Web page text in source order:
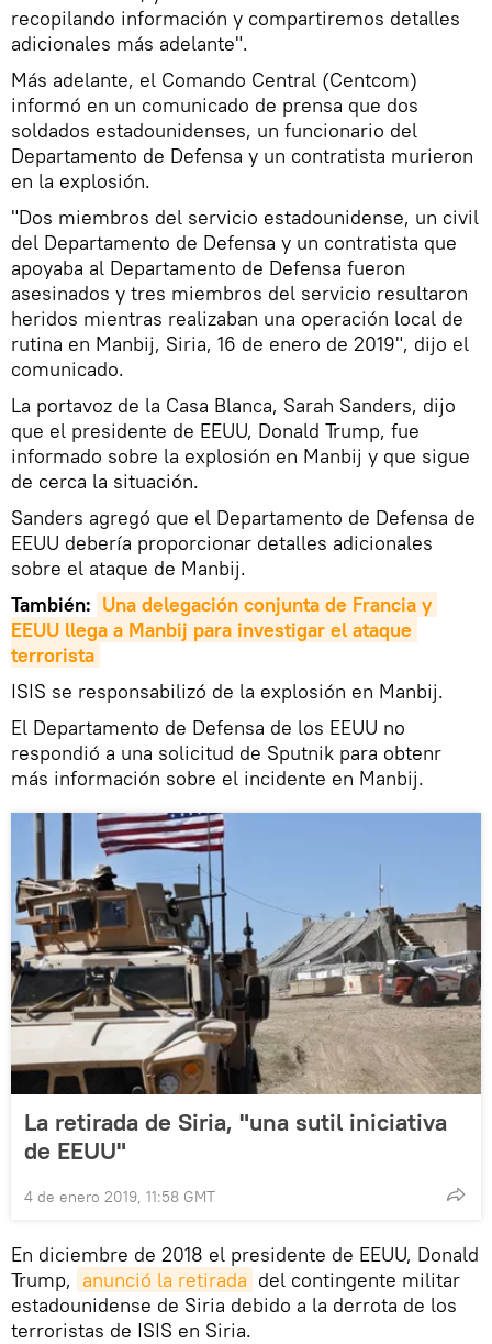
recopilando información y compartiremos detalles
adicionales más adelante".
Más adelante, el Comando Central (Centcom)
informó en un comunicado de prensa que dos
soldados estadounidenses, un funcionario del
Departamento de Defensa y un contratista murieron
en la explosión.
"Dos miembros del servicio estadounidense, un civil
del Departamento de Defensa y un contratista que
apoyaba al Departamento de Defensa fueron
asesinados y tres miembros del servicio resultaron
heridos mientras realizaban una operación local de
rutina en Manbij, Siria, 16 de enero de 2019", dijo el
comunicado.
La portavoz de la Casa Blanca, Sarah Sanders, dijo
que el presidente de EEUU, Donald Trump, fue
informado sobre la explosión en Manbij y que sigue
de cerca la situación.
Sanders agregó que el Departamento de Defensa de
EEUU debería proporcionar detalles adicionales
sobre el ataque de Manbij.
También: Una delegación conjunta de Francia y
EEUU llega a Manbij para investigar el ataque
terrorista
ISIS se responsabilizó de la explosión en Manbij.
El Departamento de Defensa de los EEUU no
respondió a una solicitud de Sputnik para obtenr
más información sobre el incidente en Manbij.
La retirada de Siria, "una sutil iniciativa
de EEUU"
4 de enero 2019, 11:58 GMT
En diciembre de 2018 el presidente de EEUU, Donald
Trump, anunció la retirada del contingente militar
estadounidense de Siria debido a la derrota de los
terroristas de ISIS en Siria.